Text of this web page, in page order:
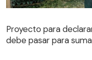
Proyecto para
debe pasar para